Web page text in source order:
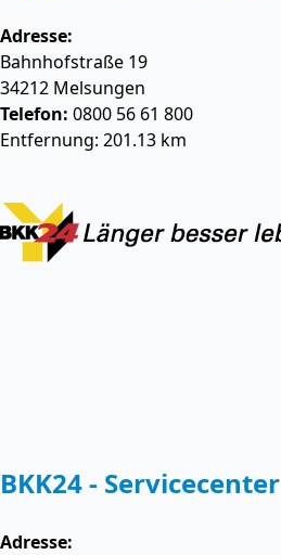
Adresse:
Bahnhofstraße 19
34212 Melsungen
Telefon: 0800 56 61 800
Entfernung: 201.13 km
BKK24 - Servicecenter
Adresse: